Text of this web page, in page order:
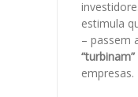
estimula
– passem
empresas.